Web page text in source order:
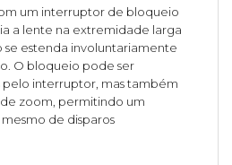
um interruptor de bloqueio
a lente na extremidade larga
estenda involuntariamente
O bloqueio pode ser
interruptor, mas também
zoom, permitindo um
de disparos